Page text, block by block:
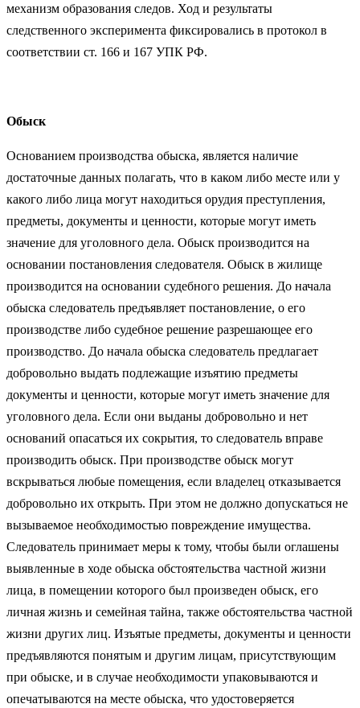
механизм образования следов. Ход и результаты
следственного эксперимента фиксировались в протокол в
соответствии ст. 166 и 167 УПК РФ.
Обыск
Основанием производства обыска, является наличие
достаточные данных полагать, что в каком либо месте или у
какого либо лица могут находиться орудия преступления,
предметы, документы и ценности, которые могут иметь
значение для уголовного дела. Обыск производится на
основании постановления следователя. Обыск в жилище
производится на основании судебного решения. До начала
обыска следователь предъявляет постановление, о его
производстве либо судебное решение разрешающее его
производство. До начала обыска следователь предлагает
добровольно выдать подлежащие изъятию предметы
документы и ценности, которые могут иметь значение для
уголовного дела. Если они выданы добровольно и нет
оснований опасаться их сокрытия, то следователь вправе
производить обыск. При производстве обыск могут
вскрываться любые помещения, если владелец отказывается
добровольно их открыть. При этом не должно допускаться не
вызываемое необходимостью повреждение имущества.
Следователь принимает меры к тому, чтобы были оглашены
выявленные в ходе обыска обстоятельства частной жизни
лица, в помещении которого был произведен обыск, его
личная жизнь и семейная тайна, также обстоятельства частной
жизни других лиц. Изъятые предметы, документы и ценности
предъявляются понятым и другим лицам, присутствующим
при обыске, и в случае необходимости упаковываются и
опечатываются на месте обыска, что удостоверяется